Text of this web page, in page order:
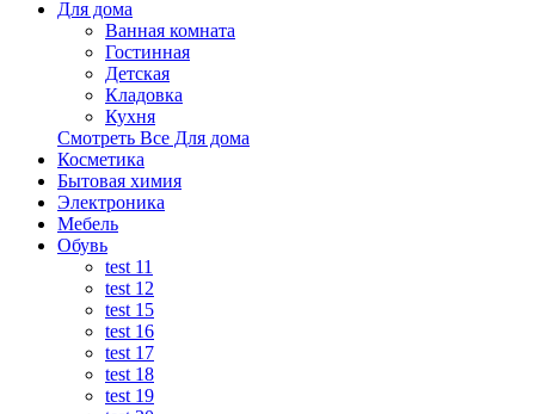
Для дома
Ванная комната
Гостинная
Детская
Кладовка
Кухня
Смотреть Все Для дома
Косметика
Бытовая химия
Электроника
Мебель
Обувь
test 11
test 12
test 15
test 16
test 17
test 18
test 19